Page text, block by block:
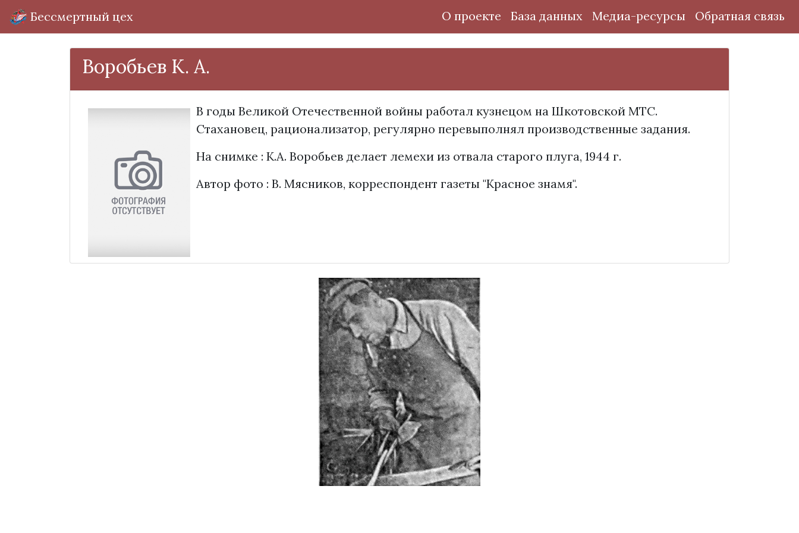
Бессмертный цех О проекте База данных Медиа-ресурсы Обратная связь
Воробьев К. А.
В годы Великой Отечественной войны работал кузнецом на Шкотовской МТС.
Стахановец, рационализатор, регулярно перевыполнял производственные задания.
На снимке : К.А. Воробьев делает лемехи из отвала старого плуга, 1944 г.
Автор фото : В. Мясников, корреспондент газеты "Красное знамя".